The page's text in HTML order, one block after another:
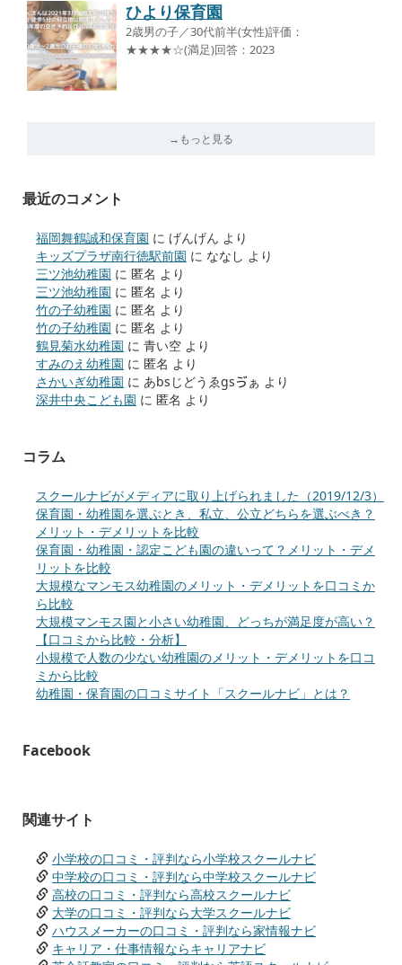
ひより保育園
2歳男の子／30代前半(女性)評価：
★★★★☆(満足)回答：2023
→もっと見る
最近のコメント
福岡舞鶴誠和保育園 に げんげん より
キッズプラザ南行徳駅前園 に ななし より
三ツ池幼稚園 に 匿名 より
三ツ池幼稚園 に 匿名 より
竹の子幼稚園 に 匿名 より
竹の子幼稚園 に 匿名 より
鶴見菊水幼稚園 に 青い空 より
すみのえ幼稚園 に 匿名 より
さかいぎ幼稚園 に あbsじどうゑgsゔぁ より
深井中央こども園 に 匿名 より
コラム
スクールナビがメディアに取り上げられました（2019/12/3）
保育園・幼稚園を選ぶとき、私立、公立どちらを選ぶべき？
メリット・デメリットを比較
保育園・幼稚園・認定こども園の違いって？メリット・デメ
リットを比較
大規模なマンモス幼稚園のメリット・デメリットを口コミか
ら比較
大規模マンモス園と小さい幼稚園、どっちが満足度が高い？
【口コミから比較・分析】
小規模で人数の少ない幼稚園のメリット・デメリットを口コ
ミから比較
幼稚園・保育園の口コミサイト「スクールナビ」とは？
Facebook
関連サイト
小学校の口コミ・評判なら小学校スクールナビ
中学校の口コミ・評判なら中学校スクールナビ
高校の口コミ・評判なら高校スクールナビ
大学の口コミ・評判なら大学スクールナビ
ハウスメーカーの口コミ・評判なら家情報ナビ
キャリア・仕事情報ならキャリアナビ